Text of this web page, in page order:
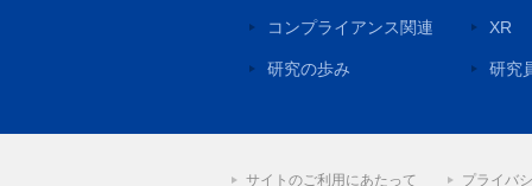
コンプライアンス関連
研究の歩み
XR
研究
サイトのご利用にあたって プライバ